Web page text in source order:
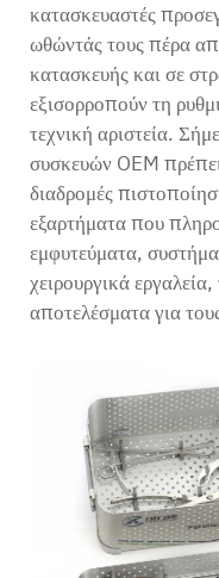
κατασκευαστές
ωθώντάς τους πέρα
κατασκευής και σε
εξισορροπούν τη
τεχνική αριστεία.
συσκευών OEM
διαδρομές
εξαρτήματα που
εμφυτεύματα,
χειρουργικά
αποτελέσματα για